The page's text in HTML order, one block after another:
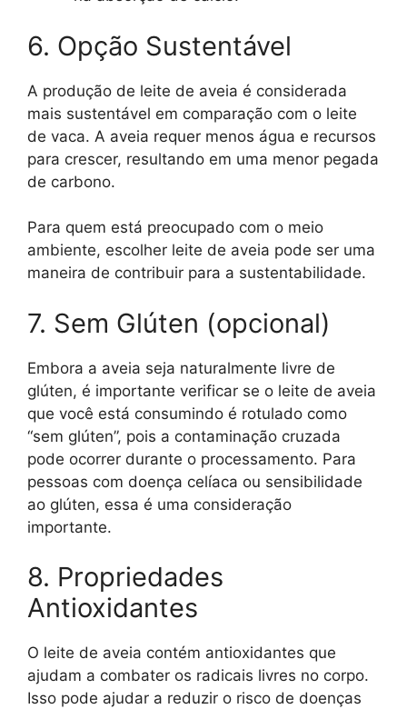
6. Opção Sustentável
A produção de leite de aveia é considerada
mais sustentável em comparação com o leite
de vaca. A aveia requer menos água e recursos
para crescer, resultando em uma menor pegada
de carbono.
Para quem está preocupado com o meio
ambiente, escolher leite de aveia pode ser uma
maneira de contribuir para a sustentabilidade.
7. Sem Glúten (opcional)
Embora a aveia seja naturalmente livre de
glúten, é importante verificar se o leite de aveia
que você está consumindo é rotulado como
“sem glúten”, pois a contaminação cruzada
pode ocorrer durante o processamento. Para
pessoas com doença celíaca ou sensibilidade
ao glúten, essa é uma consideração
importante.
8. Propriedades
Antioxidantes
O leite de aveia contém antioxidantes que
ajudam a combater os radicais livres no corpo.
Isso pode ajudar a reduzir o risco de doenças